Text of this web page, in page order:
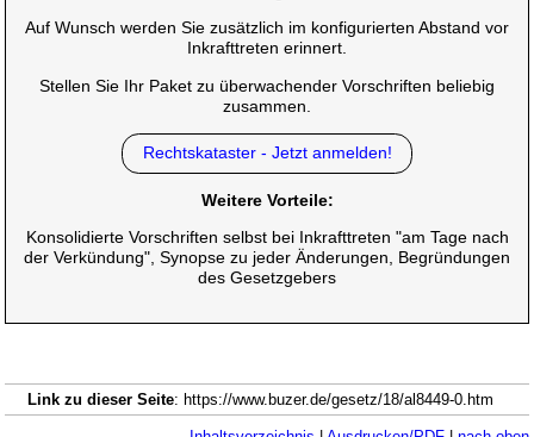
Auf Wunsch werden Sie zusätzlich im konfigurierten Abstand vor
Inkrafttreten erinnert.
Stellen Sie Ihr Paket zu überwachender Vorschriften beliebig
zusammen.
Rechtskataster - Jetzt anmelden!
Weitere Vorteile:
Konsolidierte Vorschriften selbst bei Inkrafttreten "am Tage nach
der Verkündung", Synopse zu jeder Änderungen, Begründungen
des Gesetzgebers
Link zu dieser Seite: https://www.buzer.de/gesetz/18/al8449-0.htm